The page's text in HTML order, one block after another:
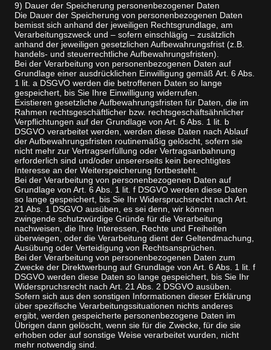
9) Dauer der Speicherung personenbezogener Daten
Die Dauer der Speicherung von personenbezogenen Daten
bemisst sich anhand der jeweiligen Rechtsgrundlage, am
Verarbeitungszweck und – sofern einschlägig – zusätzlich
anhand der jeweiligen gesetzlichen Aufbewahrungsfrist (z.B.
handels- und steuerrechtliche Aufbewahrungsfristen).
Bei der Verarbeitung von personenbezogenen Daten auf
Grundlage einer ausdrücklichen Einwilligung gemäß Art. 6 Abs.
1 lit. a DSGVO werden die betroffenen Daten so lange
gespeichert, bis Sie Ihre Einwilligung widerrufen.
Existieren gesetzliche Aufbewahrungsfristen für Daten, die im
Rahmen rechtsgeschäftlicher bzw. rechtsgeschäftsähnlicher
Verpflichtungen auf der Grundlage von Art. 6 Abs. 1 lit. b
DSGVO verarbeitet werden, werden diese Daten nach Ablauf
der Aufbewahrungsfristen routinemäßig gelöscht, sofern sie
nicht mehr zur Vertragserfüllung oder Vertragsanbahnung
erforderlich sind und/oder unsererseits kein berechtigtes
Interesse an der Weiterspeicherung fortbesteht.
Bei der Verarbeitung von personenbezogenen Daten auf
Grundlage von Art. 6 Abs. 1 lit. f DSGVO werden diese Daten
so lange gespeichert, bis Sie Ihr Widerspruchsrecht nach Art.
21 Abs. 1 DSGVO ausüben, es sei denn, wir können
zwingende schutzwürdige Gründe für die Verarbeitung
nachweisen, die Ihre Interessen, Rechte und Freiheiten
überwiegen, oder die Verarbeitung dient der Geltendmachung,
Ausübung oder Verteidigung von Rechtsansprüchen.
Bei der Verarbeitung von personenbezogenen Daten zum
Zwecke der Direktwerbung auf Grundlage von Art. 6 Abs. 1 lit. f
DSGVO werden diese Daten so lange gespeichert, bis Sie Ihr
Widerspruchsrecht nach Art. 21 Abs. 2 DSGVO ausüben.
Sofern sich aus den sonstigen Informationen dieser Erklärung
über spezifische Verarbeitungssituationen nichts anderes
ergibt, werden gespeicherte personenbezogene Daten im
Übrigen dann gelöscht, wenn sie für die Zwecke, für die sie
erhoben oder auf sonstige Weise verarbeitet wurden, nicht
mehr notwendig sind.